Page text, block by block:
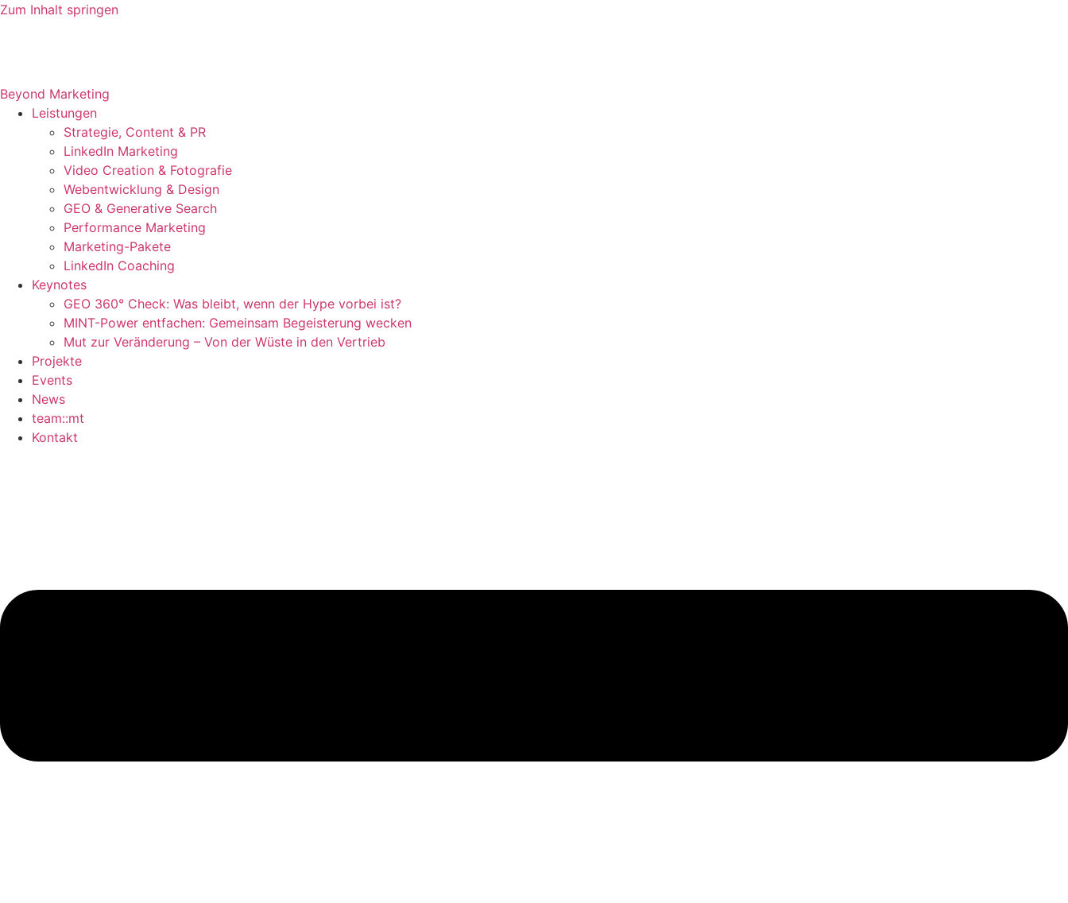
Zum Inhalt springen
Beyond Marketing
Leistungen
Strategie, Content & PR
LinkedIn Marketing
Video Creation & Fotografie
Webentwicklung & Design
GEO & Generative Search
Performance Marketing
Marketing-Pakete
LinkedIn Coaching
Keynotes
GEO 360° Check: Was bleibt, wenn der Hype vorbei ist?
MINT-Power entfachen: Gemeinsam Begeisterung wecken
Mut zur Veränderung – Von der Wüste in den Vertrieb
Projekte
Events
News
team::mt
Kontakt